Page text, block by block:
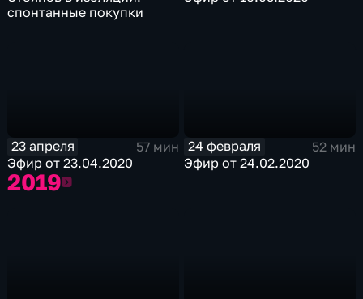
спонтанные покупки
23 апреля
57 мин
Эфир от 23.04.2020
24 февраля
52 мин
Эфир от 24.02.2020
20192019